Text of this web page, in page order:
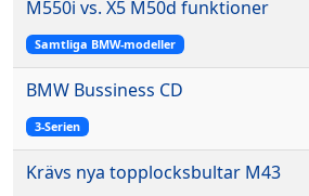
M550i vs. X5 M50d funktioner
Samtliga BMW-modeller
BMW Bussiness CD
3-Serien
Krävs nya topplocksbultar M43